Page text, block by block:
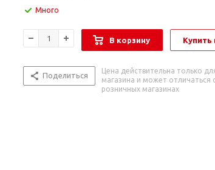
Много
В корзину Купить
Поделиться
Цена действительна только
магазина и может отличаться
розничных магазинах